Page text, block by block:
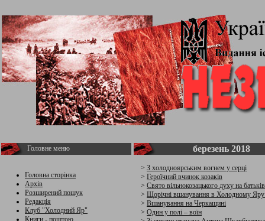
Головне меню
Головна сторінка
Архів
Розширений пошук
Редакція
Клуб "Холодний Яр"
Книги - поштою
березень 2018
> З холодноярським вогнем у серці
> Героїчний вчинок козаків
> Свято вільнокозацького духу на
> Щорічні вшанування в Холодному Яру
> Вшанування на Черкащині
> Один у полі – воїн